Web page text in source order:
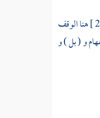
[ النساء : 23 ] هنا الوقف
و ( بل ) و